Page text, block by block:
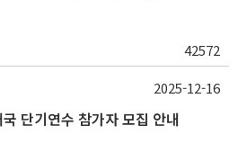
42572
단기연수 참가자 모집 안내
2025-12-16